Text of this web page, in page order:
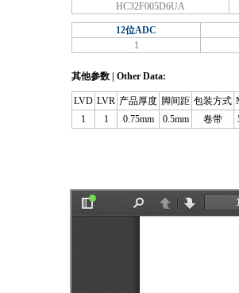
HC32F005D6UA
12位ADC
1
其他参数 | Other Data:
LVD LVR 产品厚度 脚间距 包装方式
1
1 0.75mm 0.5mm 卷带